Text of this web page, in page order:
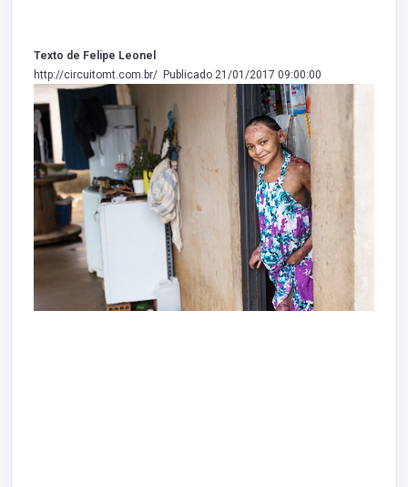
Texto de Felipe Leonel
http://circuitomt.com.br/ Publicado 21/01/2017 09:00:00